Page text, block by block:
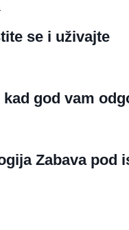
se i uživajte
kad god vam
Zabava pod